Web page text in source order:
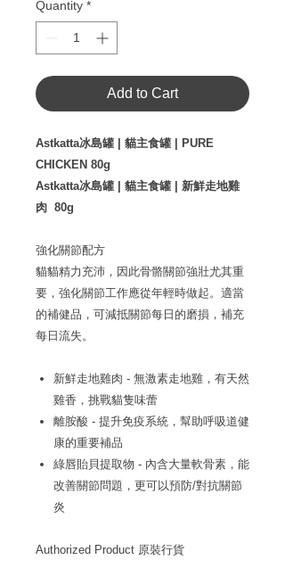
Quantity *
Add to Cart
Astkatta冰島罐 | 貓主食罐 | PURE
CHICKEN 80g
Astkatta冰島罐 | 貓主食罐 | 新鮮走地雞
肉 80g
強化關節配方
貓貓精力充沛，因此骨骼關節強壯尤其重
要，強化關節工作應從年輕時做起。適當
的補健品，可減抵關節每日的磨損，補充
每日流失。
新鮮走地雞肉 - 無激素走地雞，有天然
雞香，挑戰貓隻味蕾
離胺酸 - 提升免疫系統，幫助呼吸道健
康的重要補品
綠唇貽貝提取物 - 內含大量軟骨素，能
改善關節問題，更可以預防/對抗關節
炎
Authorized Product 原裝行貨